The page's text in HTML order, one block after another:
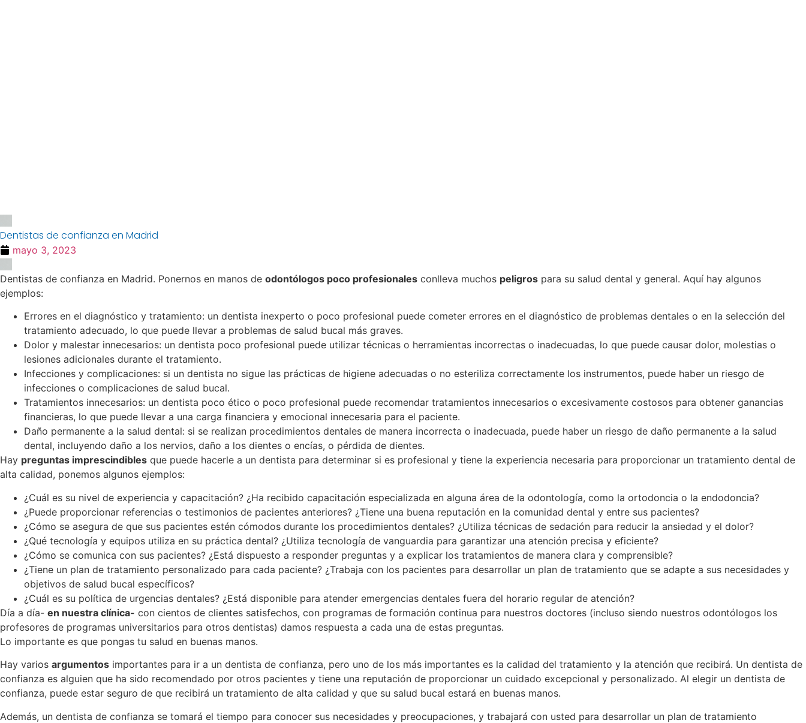
Dentistas de confianza en Madrid
mayo 3, 2023
Dentistas de confianza en Madrid. Ponernos en manos de odontólogos poco profesionales conlleva muchos peligros para su salud dental y general. Aquí hay algunos
ejemplos:
Errores en el diagnóstico y tratamiento: un dentista inexperto o poco profesional puede cometer errores en el diagnóstico de problemas dentales o en la selección del
tratamiento adecuado, lo que puede llevar a problemas de salud bucal más graves.
Dolor y malestar innecesarios: un dentista poco profesional puede utilizar técnicas o herramientas incorrectas o inadecuadas, lo que puede causar dolor, molestias o
lesiones adicionales durante el tratamiento.
Infecciones y complicaciones: si un dentista no sigue las prácticas de higiene adecuadas o no esteriliza correctamente los instrumentos, puede haber un riesgo de
infecciones o complicaciones de salud bucal.
Tratamientos innecesarios: un dentista poco ético o poco profesional puede recomendar tratamientos innecesarios o excesivamente costosos para obtener ganancias
financieras, lo que puede llevar a una carga financiera y emocional innecesaria para el paciente.
Daño permanente a la salud dental: si se realizan procedimientos dentales de manera incorrecta o inadecuada, puede haber un riesgo de daño permanente a la salud
dental, incluyendo daño a los nervios, daño a los dientes o encías, o pérdida de dientes.
Hay preguntas imprescindibles que puede hacerle a un dentista para determinar si es profesional y tiene la experiencia necesaria para proporcionar un tratamiento dental de
alta calidad, ponemos algunos ejemplos:
¿Cuál es su nivel de experiencia y capacitación? ¿Ha recibido capacitación especializada en alguna área de la odontología, como la ortodoncia o la endodoncia?
¿Puede proporcionar referencias o testimonios de pacientes anteriores? ¿Tiene una buena reputación en la comunidad dental y entre sus pacientes?
¿Cómo se asegura de que sus pacientes estén cómodos durante los procedimientos dentales? ¿Utiliza técnicas de sedación para reducir la ansiedad y el dolor?
¿Qué tecnología y equipos utiliza en su práctica dental? ¿Utiliza tecnología de vanguardia para garantizar una atención precisa y eficiente?
¿Cómo se comunica con sus pacientes? ¿Está dispuesto a responder preguntas y a explicar los tratamientos de manera clara y comprensible?
¿Tiene un plan de tratamiento personalizado para cada paciente? ¿Trabaja con los pacientes para desarrollar un plan de tratamiento que se adapte a sus necesidades y
objetivos de salud bucal específicos?
¿Cuál es su política de urgencias dentales? ¿Está disponible para atender emergencias dentales fuera del horario regular de atención?
Día a día- en nuestra clínica- con cientos de clientes satisfechos, con programas de formación continua para nuestros doctores (incluso siendo nuestros odontólogos los
profesores de programas universitarios para otros dentistas) damos respuesta a cada una de estas preguntas.
Lo importante es que pongas tu salud en buenas manos.
Hay varios argumentos importantes para ir a un dentista de confianza, pero uno de los más importantes es la calidad del tratamiento y la atención que recibirá. Un dentista de
confianza es alguien que ha sido recomendado por otros pacientes y tiene una reputación de proporcionar un cuidado excepcional y personalizado. Al elegir un dentista de
confianza, puede estar seguro de que recibirá un tratamiento de alta calidad y que su salud bucal estará en buenas manos.
Además, un dentista de confianza se tomará el tiempo para conocer sus necesidades y preocupaciones, y trabajará con usted para desarrollar un plan de tratamiento